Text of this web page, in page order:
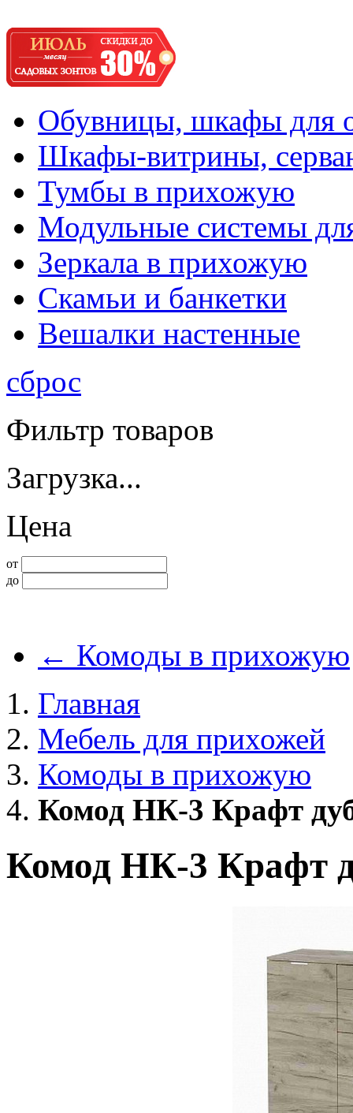
Обувницы, шкафы для
Шкафы-витрины,
Тумбы в прихожую
Модульные системы
Зеркала в прихожую
Скамьи и банкетки
Вешалки настенные
сброс
Фильтр товаров
Загрузка...
Цена
от
до
← Комоды в прихожую
Главная
Мебель для прихожей
Комоды в прихожую
Комод НК-3 Крафт
Комод НК-3 Крафт